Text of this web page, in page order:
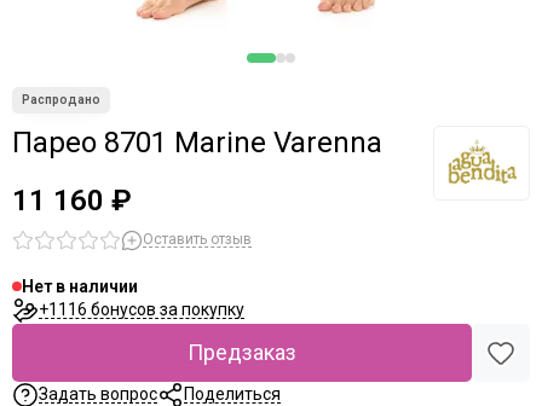
Парео 8701 Marine Varenna
11 160 ₽
Оставить отзыв
Нет в наличии
+1116 бонусов за покупку
Предзаказ
Задать вопрос Поделиться